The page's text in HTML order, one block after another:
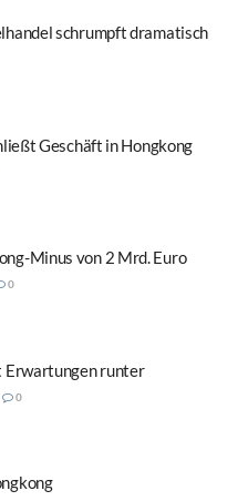
schrumpft dramatisch
Geschäft in Hongkong
Minus von 2 Mrd. Euro
0
Erwartungen runter
0